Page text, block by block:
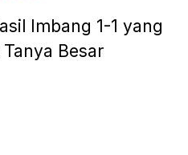
Imbang 1-1 yang
Besar